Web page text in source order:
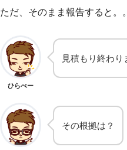
ただ、そのまま報告すると。
ひらべー
見積もり終わり
その根拠は？